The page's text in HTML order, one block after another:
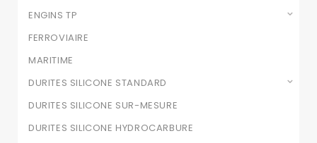
ENGINS TP
FERROVIAIRE
MARITIME
DURITES SILICONE STANDARD
DURITES SILICONE SUR-MESURE
DURITES SILICONE HYDROCARBURE